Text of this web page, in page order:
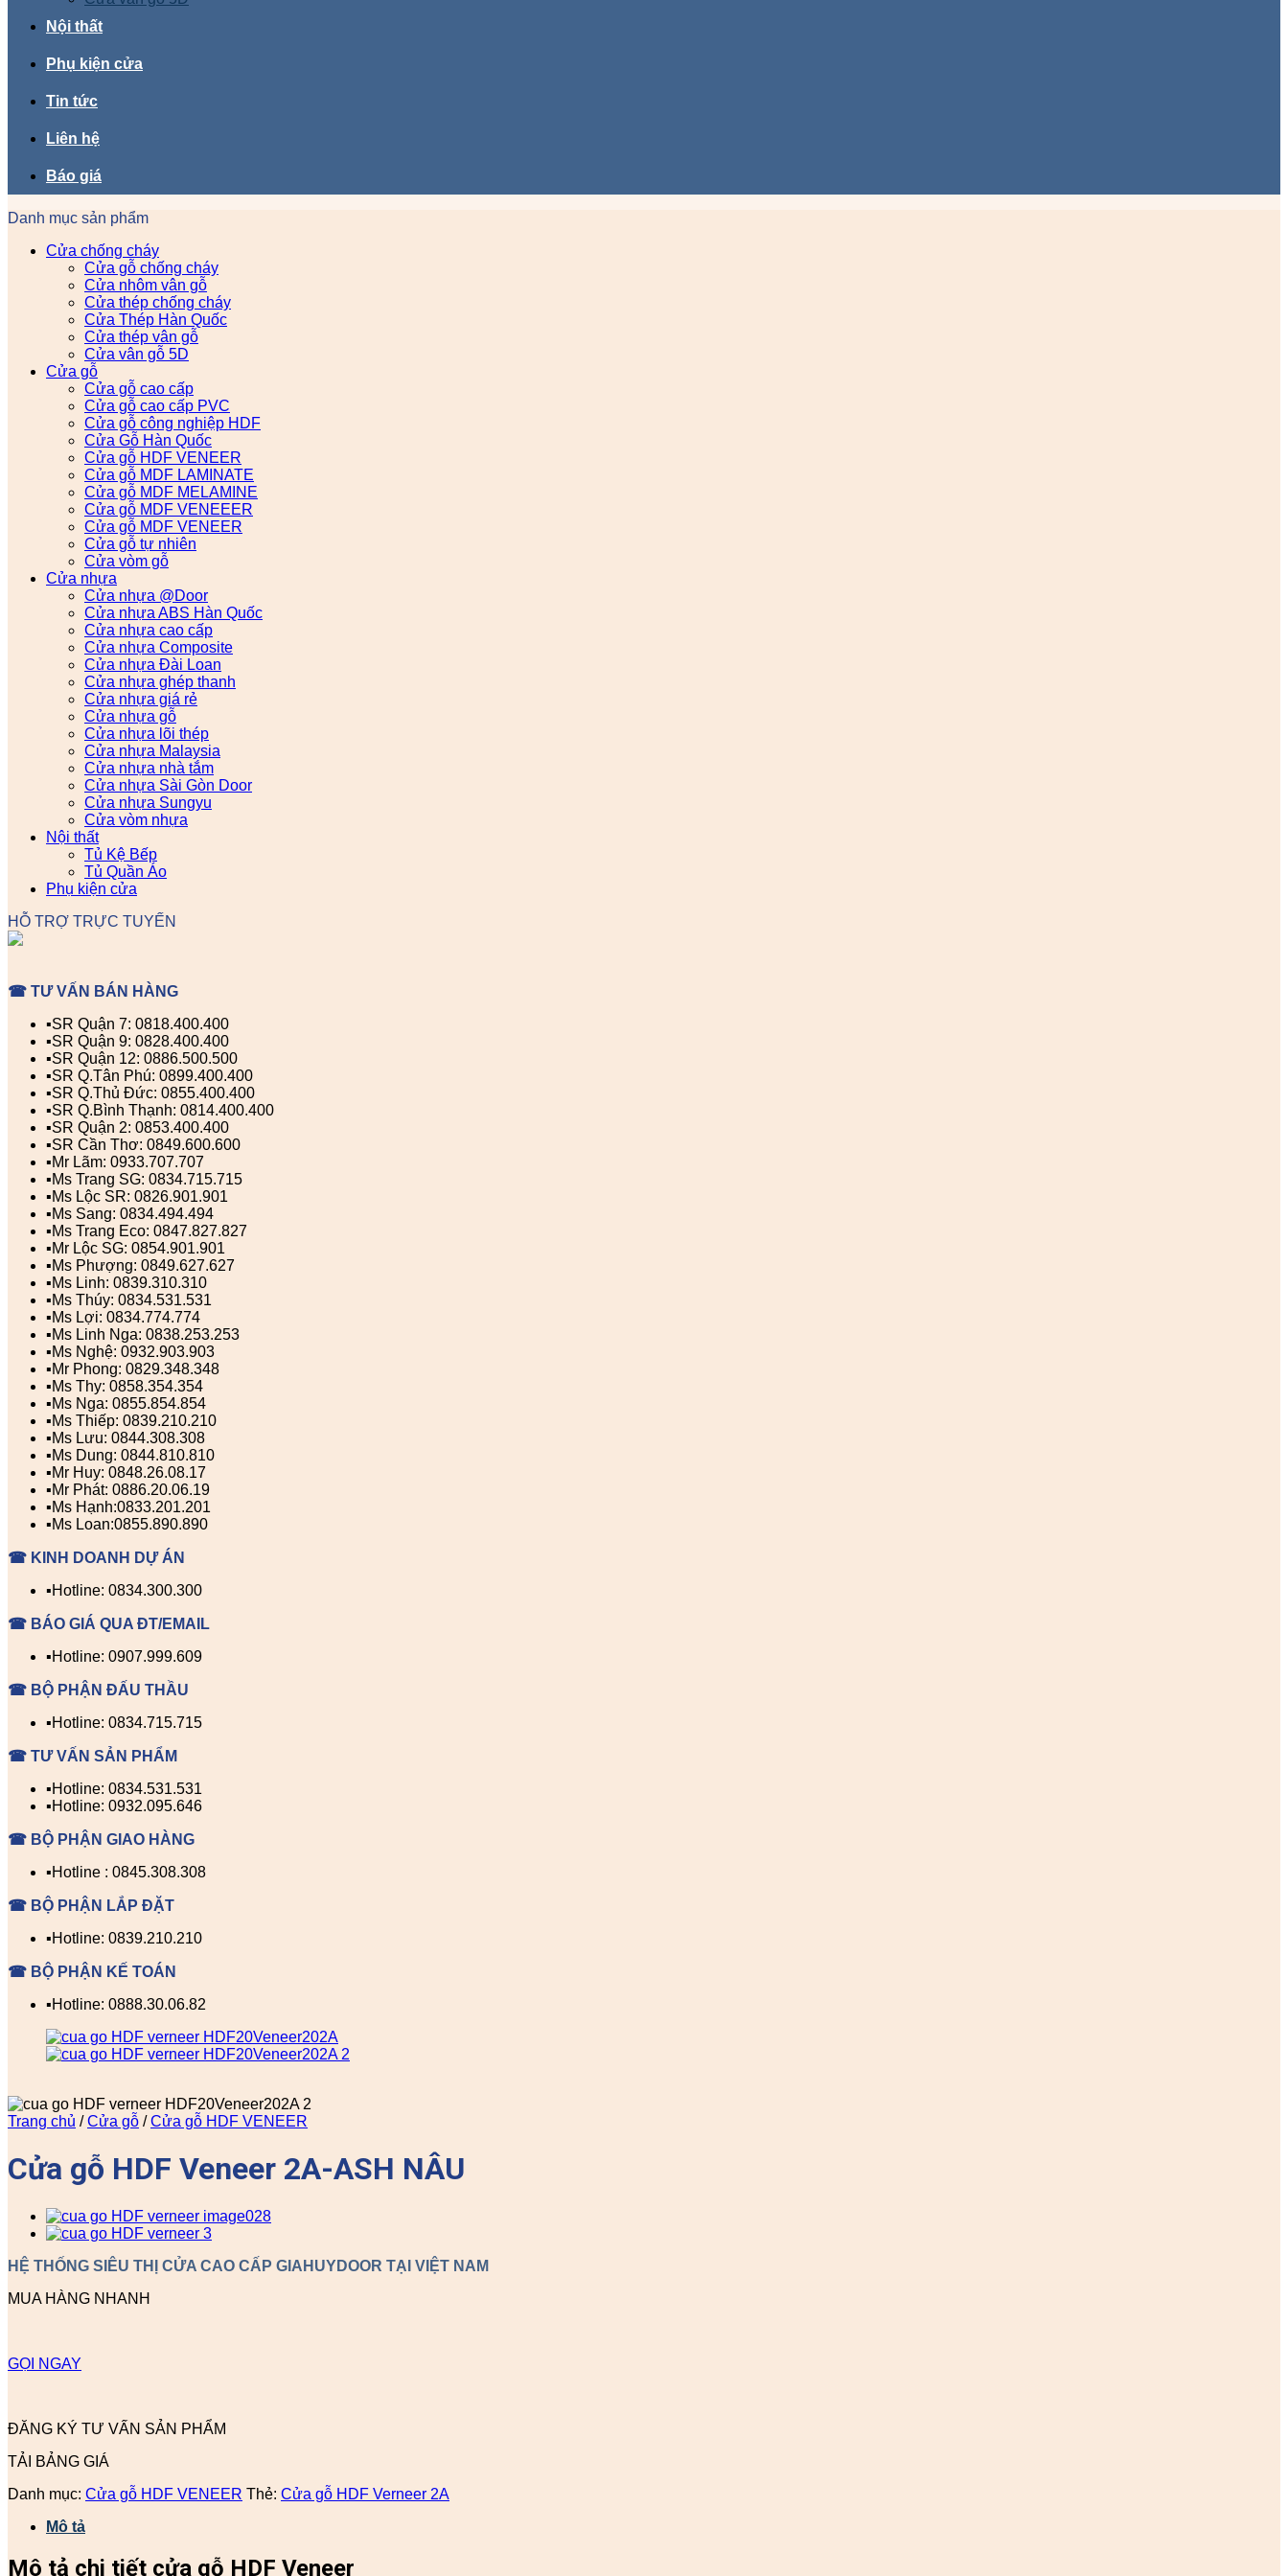
Nội thất
Phụ kiện cửa
Tin tức
Liên hệ
Báo giá
Danh mục sản phẩm
Cửa chống cháy
Cửa gỗ chống cháy
Cửa nhôm vân gỗ
Cửa thép chống cháy
Cửa Thép Hàn Quốc
Cửa thép vân gỗ
Cửa vân gỗ 5D
Cửa gỗ
Cửa gỗ cao cấp
Cửa gỗ cao cấp PVC
Cửa gỗ công nghiệp HDF
Cửa Gỗ Hàn Quốc
Cửa gỗ HDF VENEER
Cửa gỗ MDF LAMINATE
Cửa gỗ MDF MELAMINE
Cửa gỗ MDF VENEEER
Cửa gỗ MDF VENEER
Cửa gỗ tự nhiên
Cửa vòm gỗ
Cửa nhựa
Cửa nhựa @Door
Cửa nhựa ABS Hàn Quốc
Cửa nhựa cao cấp
Cửa nhựa Composite
Cửa nhựa Đài Loan
Cửa nhựa ghép thanh
Cửa nhựa giá rẻ
Cửa nhựa gỗ
Cửa nhựa lõi thép
Cửa nhựa Malaysia
Cửa nhựa nhà tắm
Cửa nhựa Sài Gòn Door
Cửa nhựa Sungyu
Cửa vòm nhựa
Nội thất
Tủ Kệ Bếp
Tủ Quần Áo
Phụ kiện cửa
HỖ TRỢ TRỰC TUYẾN
☎ TƯ VẤN BÁN HÀNG
▪️SR Quận 7: 0818.400.400
▪️SR Quận 9: 0828.400.400
▪️SR Quận 12: 0886.500.500
▪️SR Q.Tân Phú: 0899.400.400
▪️SR Q.Thủ Đức: 0855.400.400
▪️SR Q.Bình Thạnh: 0814.400.400
▪️SR Quận 2: 0853.400.400
▪️SR Cần Thơ: 0849.600.600
▪️Mr Lãm: 0933.707.707
▪️Ms Trang SG: 0834.715.715
▪️Ms Lộc SR: 0826.901.901
▪️Ms Sang: 0834.494.494
▪️Ms Trang Eco: 0847.827.827
▪️Mr Lộc SG: 0854.901.901
▪️Ms Phượng: 0849.627.627
▪️Ms Linh: 0839.310.310
▪️Ms Thúy: 0834.531.531
▪️Ms Lợi: 0834.774.774
▪️Ms Linh Nga: 0838.253.253
▪️Ms Nghệ: 0932.903.903
▪️Mr Phong: 0829.348.348
▪️Ms Thy: 0858.354.354
▪️Ms Nga: 0855.854.854
▪️Ms Thiếp: 0839.210.210
▪️Ms Lưu: 0844.308.308
▪️Ms Dung: 0844.810.810
▪️Mr Huy: 0848.26.08.17
▪️Mr Phát: 0886.20.06.19
▪️Ms Hạnh:0833.201.201
▪️Ms Loan:0855.890.890
☎ KINH DOANH DỰ ÁN
▪️Hotline: 0834.300.300
☎ BÁO GIÁ QUA ĐT/EMAIL
▪️Hotline: 0907.999.609
☎ BỘ PHẬN ĐẤU THẦU
▪️Hotline: 0834.715.715
☎ TƯ VẤN SẢN PHẨM
▪️Hotline: 0834.531.531
▪️Hotline: 0932.095.646
☎ BỘ PHẬN GIAO HÀNG
▪️Hotline : 0845.308.308
☎ BỘ PHẬN LẮP ĐẶT
▪️Hotline: 0839.210.210
☎ BỘ PHẬN KẾ TOÁN
▪️Hotline: 0888.30.06.82
Trang chủ / Cửa gỗ / Cửa gỗ HDF VENEER
Cửa gỗ HDF Veneer 2A-ASH NÂU
HỆ THỐNG SIÊU THỊ CỬA CAO CẤP GIAHUYDOOR TẠI VIỆT NAM
MUA HÀNG NHANH
GỌI NGAY
ĐĂNG KÝ TƯ VẤN SẢN PHẨM
TẢI BẢNG GIÁ
Danh mục: Cửa gỗ HDF VENEER Thẻ: Cửa gỗ HDF Verneer 2A
Mô tả
Mô tả chi tiết cửa gỗ HDF Veneer